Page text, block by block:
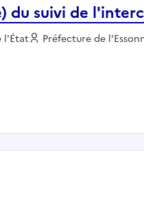
du suivi de
l'État Employeur :
Préfecture de
B - Chargé(e) du suivi de